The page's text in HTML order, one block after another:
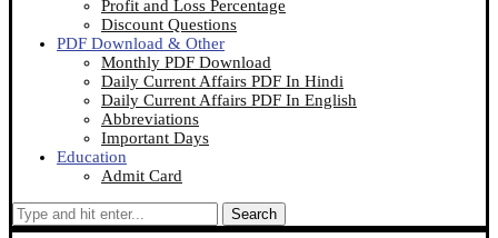
Profit and Loss Percentage
Discount Questions
PDF Download & Other
Monthly PDF Download
Daily Current Affairs PDF In Hindi
Daily Current Affairs PDF In English
Abbreviations
Important Days
Education
Admit Card
Search